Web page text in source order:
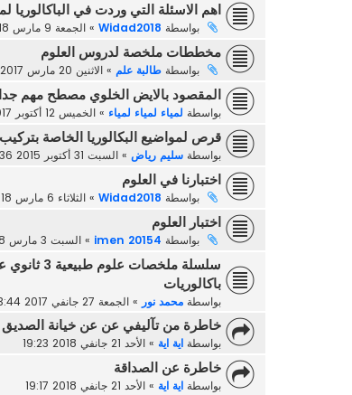
اهم الاسئلة التي وردت في الباكالوريا
بواسطة Widad2018
» الجمعة 9 مارس 2018 12:03
مخططات ملخصة لدروس العلوم
بواسطة طالبة علم » الاثنين 20 مارس 2017 17:24
المقصود بالايض الخلوي مصطح مهم جدا
بواسطة لمياء لمياء لمياء » الخميس 12 أكتوبر 2017 19:11
قرص لمواضيع البكالوريا الخاصة بتركيب
بواسطة سليم رياض » السبت 31 أكتوبر 2015 17:36
اختبارنا في العلوم
بواسطة Widad2018
» الثلاثاء 6 مارس 2018 17:04
اختبار العلوم
بواسطة imen 20154
» السبت 3 مارس 2018 13:32
سلسلة
باكالوريات
بواسطة محمد نور » الجمعة 27 جانفي 2017 13:44
خاطرة من تآليفي عن عن خيانة الصديق
بواسطة اية اية » الأحد 21 جانفي 2018 19:23
خاطرة عن الصداقة
بواسطة اية اية » الأحد 21 جانفي 2018 19:17